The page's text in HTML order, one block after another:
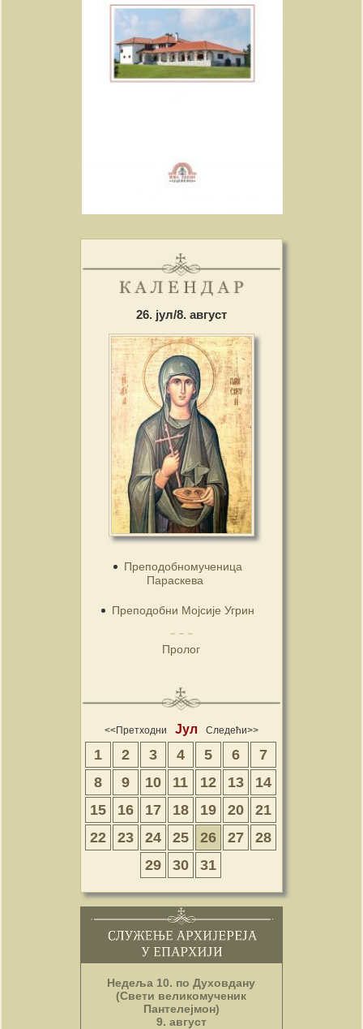
26. јул/8. август
Преподобномученица
Параскева
Преподобни Мојсије Угрин
Пролог
<<Претходни Јул Следећи>>
1 2 3 4 5 6
7
8
9 10 11 12 13
14
15
16 17 18 19 20
21
22
23 24 25 26 27
28
29
30 31
Недеља 10. по Духовдану
(Свети великомученик
Пантелејмон)
9. август